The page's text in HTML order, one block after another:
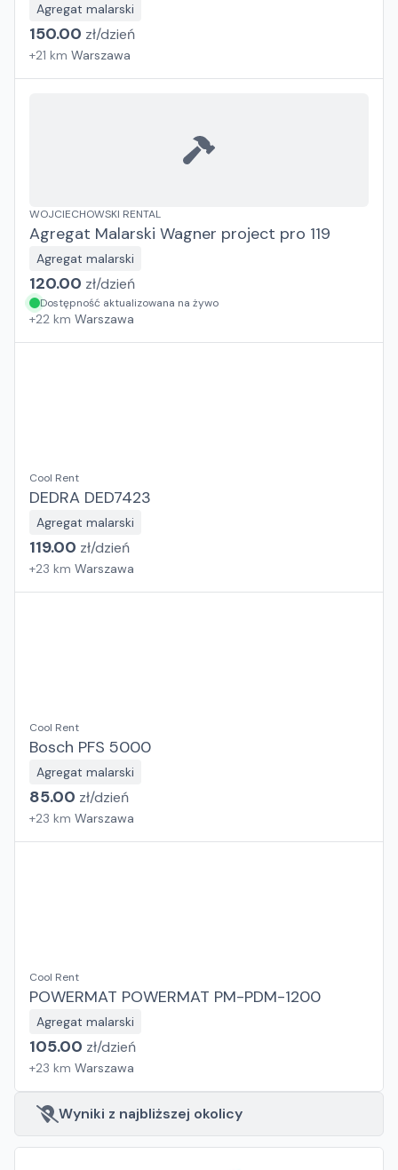
Agregat malarski
150.00 zł/dzień
+21 km Warszawa
WOJCIECHOWSKI RENTAL
Agregat Malarski Wagner project pro 119
Agregat malarski
120.00 zł/dzień
Dostępność aktualizowana na żywo
+22 km Warszawa
Cool Rent
DEDRA DED7423
Agregat malarski
119.00 zł/dzień
+23 km Warszawa
Cool Rent
Bosch PFS 5000
Agregat malarski
85.00 zł/dzień
+23 km Warszawa
Cool Rent
POWERMAT POWERMAT PM-PDM-1200
Agregat malarski
105.00 zł/dzień
+23 km Warszawa
Wyniki z najbliższej okolicy